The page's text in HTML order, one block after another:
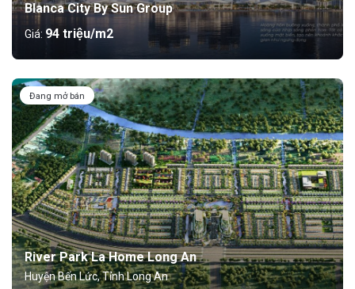
Blanca City By Sun Group
Giá: 94 triệu/m2
Đang mở bán
River Park La Home Long An
Huyện Bến Lức, Tỉnh Long An